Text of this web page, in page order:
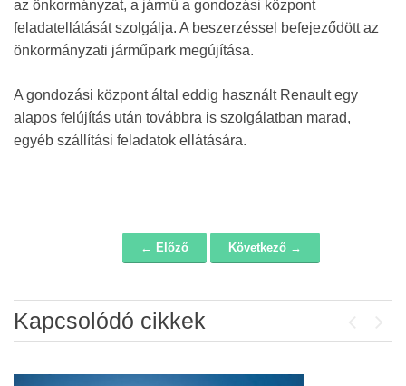
az önkormányzat, a jármű a gondozási központ
feladatellátását szolgálja. A beszerzéssel befejeződött az
önkormányzati járműpark megújítása.
A gondozási központ által eddig használt Renault egy
alapos felújítás után továbbra is szolgálatban marad,
egyéb szállítási feladatok ellátására.
← Előző Következő →
Kapcsolódó cikkek
Álláspályázat – konyhai kisegítő